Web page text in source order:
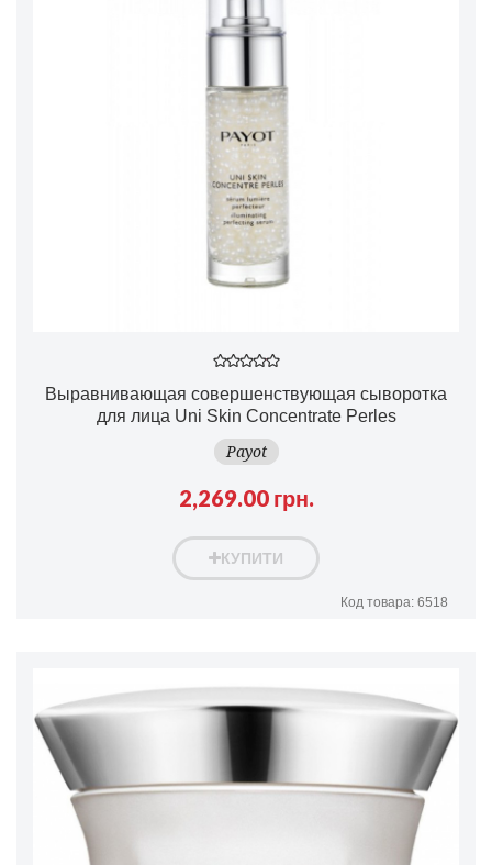
Выравнивающая совершенствующая сыворотка
для лица Uni Skin Concentrate Perles
Payot
2,269.00 грн.
КУПИТИ
Код товара: 6518